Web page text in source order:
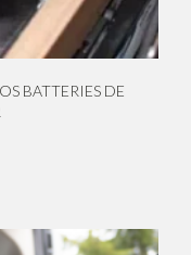
BATTERIES DE